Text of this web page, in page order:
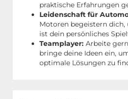
praktische Erfahrungen
Leidenschaft für
Motoren begeistern
ist dein persönliches
Teamplayer: Arbeite
bringe deine Ideen ein,
optimale Lösungen zu